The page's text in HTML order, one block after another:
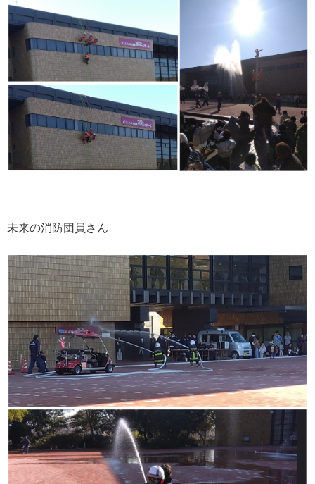
未来の消防団員さん